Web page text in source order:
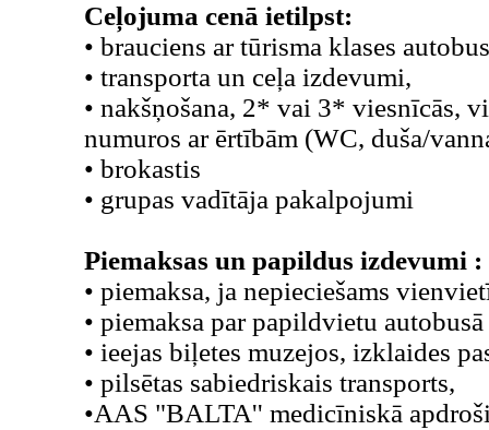
Ceļojuma cenā ietilpst:
• brauciens ar tūrisma klases
• transporta un ceļa izdevumi,
• nakšņošana, 2* vai 3* viesnīcās,
numuros ar ērtībām (WC, duša/
• brokastis
• grupas vadītāja pakalpojumi
Piemaksas un papildus izdevumi :
• piemaksa, ja nepieciešams
• piemaksa par papildvietu
• ieejas biļetes muzejos, izklaides
• pilsētas sabiedriskais transports,
•AAS "BALTA'' medicīniskā